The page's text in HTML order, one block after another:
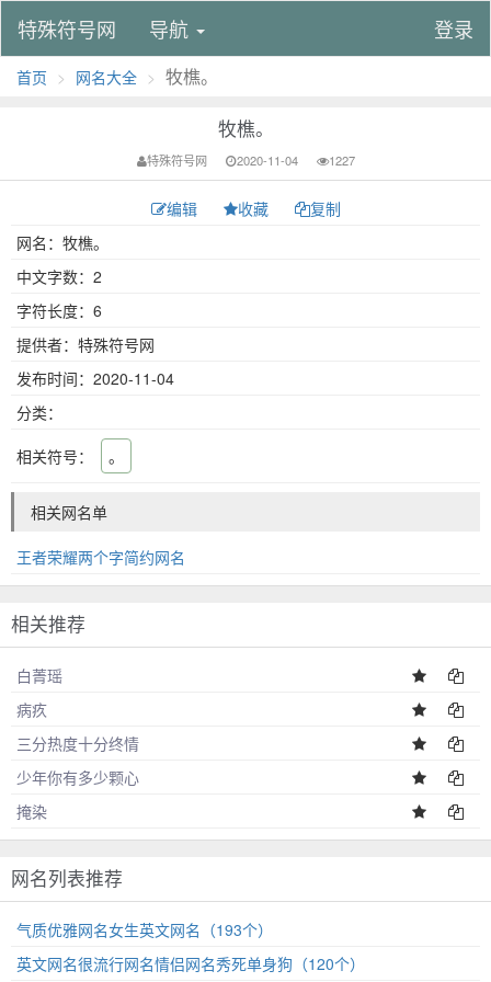
特殊符号网 导航 登录
首页 网名大全 牧樵。
牧樵。
特殊符号网 2020-11-04 1227
编辑 收藏
复制
网名：牧樵。
中文字数：2
字符长度：6
提供者：特殊符号网
发布时间：2020-11-04
分类：
相关符号：
。
相关网名单
王者荣耀两个字简约网名
相关推荐
白菁瑶
病疚
三分热度十分终情
少年你有多少颗心
掩染
网名列表推荐
气质优雅网名女生英文网名（193个）
英文网名很流行网名情侣网名秀死单身狗（120个）